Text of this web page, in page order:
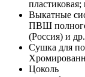
Выкатные
ПВШ
(Россия) и др.
Сушка для
Цоколь